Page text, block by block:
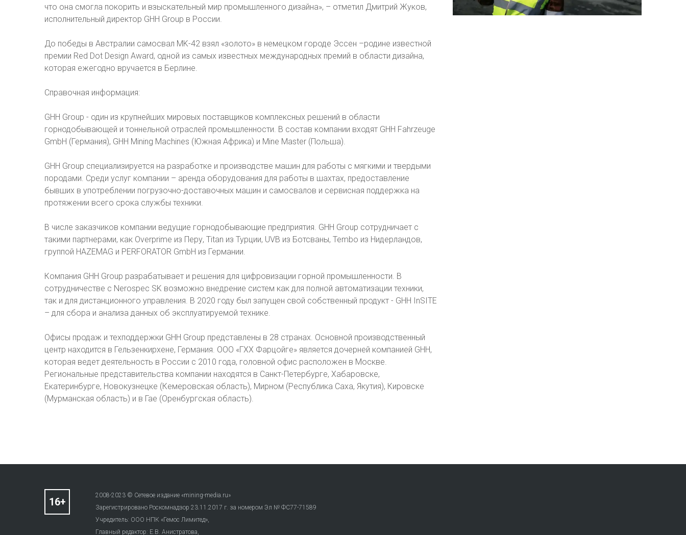
что она смогла покорить и взыскательный мир промышленного дизайна», – отметил Дмитрий Жуков,
исполнительный директор GHH Group в России.
До победы в Австралии самосвал MK-42 взял «золото» в немецком городе Эссен –родине известной
премии Red Dot Design Award, одной из самых известных международных премий в области дизайна,
которая ежегодно вручается в Берлине.
Справочная информация:
GHH Group - один из крупнейших мировых поставщиков комплексных решений в области
горнодобывающей и тоннельной отраслей промышленности. В состав компании входят GHH Fahrzeuge
GmbH (Германия), GHH Mining Machines (Южная Африка) и Mine Master (Польша).
GHH Group специализируется на разработке и производстве машин для работы с мягкими и твердыми
породами. Среди услуг компании – аренда оборудования для работы в шахтах, предоставление
бывших в употреблении погрузочно-доставочных машин и самосвалов и сервисная поддержка на
протяжении всего срока службы техники.
В числе заказчиков компании ведущие горнодобывающие предприятия. GHH Group сотрудничает с
такими партнерами, как Overprime из Перу, Titan из Турции, UVB из Ботсваны, Tembo из Нидерландов,
группой HAZEMAG и PERFORATOR GmbH из Германии.
Компания GHH Group разрабатывает и решения для цифровизации горной промышленности. В
сотрудничестве с Nerospec SK возможно внедрение систем как для полной автоматизации техники,
так и для дистанционного управления. В 2020 году был запущен свой собственный продукт - GHH InSITE
– для сбора и анализа данных об эксплуатируемой технике.
Офисы продаж и техподдержки GHH Group представлены в 28 странах. Основной производственный
центр находится в Гельзенкирхене, Германия. ООО «ГХХ Фарцойге» является дочерней компанией GHH,
которая ведет деятельность в России с 2010 года, головной офис расположен в Москве.
Региональные представительства компании находятся в Санкт-Петербурге, Хабаровске,
Екатеринбурге, Новокузнецке (Кемеровская область), Мирном (Республика Саха, Якутия), Кировске
(Мурманская область) и в Гае (Оренбургская область).
2008-2023 © Сетевое издание «mining-media.ru»
Зарегистрировано Роскомнадзор 23.11.2017 г. за номером Эл № ФС77-71589
Учредитель: ООО НПК «Гемос Лимитед»,
Главный редактор: Е.В. Анистратова,